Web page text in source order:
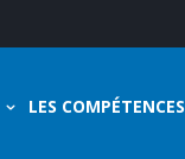
LES COMPÉTENCES